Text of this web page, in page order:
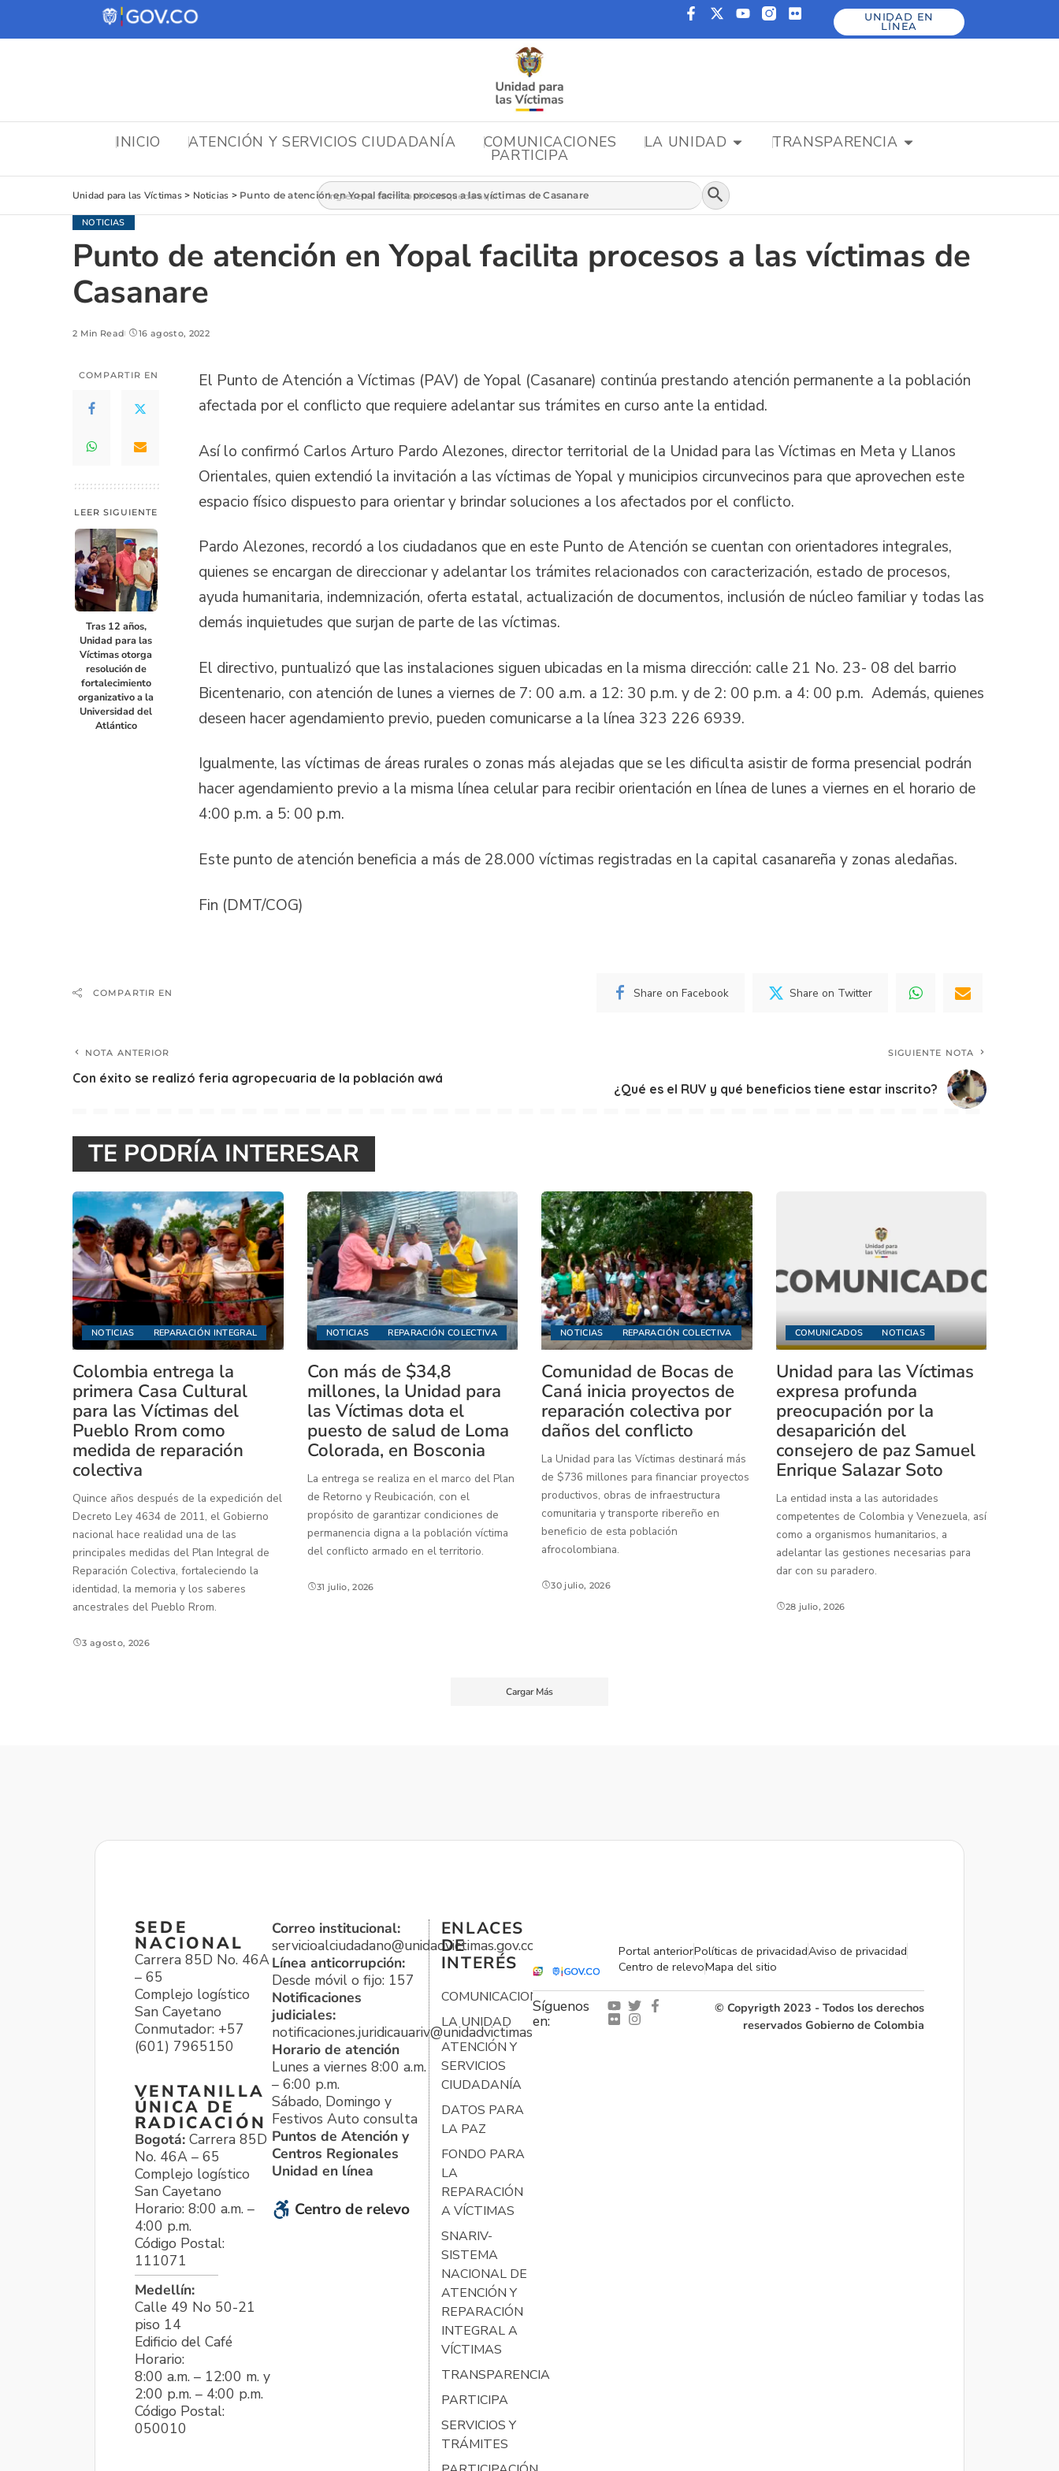
UNIDAD EN
LÍNEA
INICIO ATENCIÓN Y SERVICIOS CIUDADANÍA COMUNICACIONES LA UNIDAD TRANSPARENCIA
PARTICIPA
Buscar: Botón de búsqueda
Unidad para las Víctimas> Noticias > Punto de atención en Yopal facilita procesos a las víctimas de Casanare
NOTICIAS
Punto de atención en Yopal facilita procesos a las víctimas de
Casanare
2 Min Read 16 agosto, 2022
COMPARTIR EN
LEER SIGUIENTE
Tras 12 años,
Unidad para las
Víctimas otorga
resolución de
fortalecimiento
organizativo a la
Universidad del
Atlántico
El Punto de Atención a Víctimas (PAV) de Yopal (Casanare) continúa prestando atención permanente a la población
afectada por el conflicto que requiere adelantar sus trámites en curso ante la entidad.
Así lo confirmó Carlos Arturo Pardo Alezones, director territorial de la Unidad para las Víctimas en Meta y Llanos
Orientales, quien extendió la invitación a las víctimas de Yopal y municipios circunvecinos para que aprovechen este
espacio físico dispuesto para orientar y brindar soluciones a los afectados por el conflicto.
Pardo Alezones, recordó a los ciudadanos que en este Punto de Atención se cuentan con orientadores integrales,
quienes se encargan de direccionar y adelantar los trámites relacionados con caracterización, estado de procesos,
ayuda humanitaria, indemnización, oferta estatal, actualización de documentos, inclusión de núcleo familiar y todas las
demás inquietudes que surjan de parte de las víctimas.
El directivo, puntualizó que las instalaciones siguen ubicadas en la misma dirección: calle 21 No. 23- 08 del barrio
Bicentenario, con atención de lunes a viernes de 7: 00 a.m. a 12: 30 p.m. y de 2: 00 p.m. a 4: 00 p.m. Además, quienes
deseen hacer agendamiento previo, pueden comunicarse a la línea 323 226 6939.
Igualmente, las víctimas de áreas rurales o zonas más alejadas que se les dificulta asistir de forma presencial podrán
hacer agendamiento previo a la misma línea celular para recibir orientación en línea de lunes a viernes en el horario de
4:00 p.m. a 5: 00 p.m.
Este punto de atención beneficia a más de 28.000 víctimas registradas en la capital casanareña y zonas aledañas.
Fin (DMT/COG)
COMPARTIR EN Share on Facebook Share on Twitter
NOTA ANTERIOR
Con éxito se realizó feria agropecuaria de la población awá
SIGUIENTE NOTA
¿Qué es el RUV y qué beneficios tiene estar inscrito?
TE PODRÍA INTERESAR
NOTICIAS REPARACIÓN INTEGRAL
Colombia entrega la
primera Casa Cultural
para las Víctimas del
Pueblo Rrom como
medida de reparación
colectiva
Quince años después de la expedición del
Decreto Ley 4634 de 2011, el Gobierno
nacional hace realidad una de las
principales medidas del Plan Integral de
Reparación Colectiva, fortaleciendo la
identidad, la memoria y los saberes
ancestrales del Pueblo Rrom.
3 agosto, 2026
NOTICIAS REPARACIÓN COLECTIVA
Con más de $34,8
millones, la Unidad para
las Víctimas dota el
puesto de salud de Loma
Colorada, en Bosconia
La entrega se realiza en el marco del Plan
de Retorno y Reubicación, con el
propósito de garantizar condiciones de
permanencia digna a la población víctima
del conflicto armado en el territorio.
31 julio, 2026
NOTICIAS REPARACIÓN COLECTIVA
Comunidad de Bocas de
Caná inicia proyectos de
reparación colectiva por
daños del conflicto
La Unidad para las Víctimas destinará más
de $736 millones para financiar proyectos
productivos, obras de infraestructura
comunitaria y transporte ribereño en
beneficio de esta población
afrocolombiana.
30 julio, 2026
COMUNICADOS NOTICIAS
Unidad para las Víctimas
expresa profunda
preocupación por la
desaparición del
consejero de paz Samuel
Enrique Salazar Soto
La entidad insta a las autoridades
competentes de Colombia y Venezuela, así
como a organismos humanitarios, a
adelantar las gestiones necesarias para
dar con su paradero.
28 julio, 2026
Cargar Más
SEDE
NACIONAL
Carrera 85D No. 46A
– 65
Complejo logístico
San Cayetano
Conmutador: +57
(601) 7965150
VENTANILLA
ÚNICA DE
RADICACIÓN
Bogotá: Carrera 85D
No. 46A – 65
Complejo logístico
San Cayetano
Horario: 8:00 a.m. –
4:00 p.m.
Código Postal:
111071
Medellín:
Calle 49 No 50-21
piso 14
Edificio del Café
Horario:
8:00 a.m. – 12:00 m. y
2:00 p.m. – 4:00 p.m.
Código Postal:
050010
Correo institucional:
servicioalciudadano@unidadvictimas.gov.co
Línea anticorrupción:
Desde móvil o fijo: 157
Notificaciones
judiciales:
notificaciones.juridicauariv@unidadvictimas.gov.co
Horario de atención
Lunes a viernes 8:00 a.m.
– 6:00 p.m.
Sábado, Domingo y
Festivos Auto consulta
Puntos de Atención y
Centros Regionales
Unidad en línea
Centro de relevo
ENLACES
DE
INTERÉS
COMUNICACIONES
LA UNIDAD
ATENCIÓN Y
SERVICIOS
CIUDADANÍA
DATOS PARA
LA PAZ
FONDO PARA
LA
REPARACIÓN
A VÍCTIMAS
SNARIV-
SISTEMA
NACIONAL DE
ATENCIÓN Y
REPARACIÓN
INTEGRAL A
VÍCTIMAS
TRANSPARENCIA
PARTICIPA
SERVICIOS Y
TRÁMITES
Portal anteriorPolíticas de privacidadAviso de privacidad
Centro de relevoMapa del sitio
Síguenos
en:
© Copyrigth 2023 - Todos los derechos
reservados Gobierno de Colombia